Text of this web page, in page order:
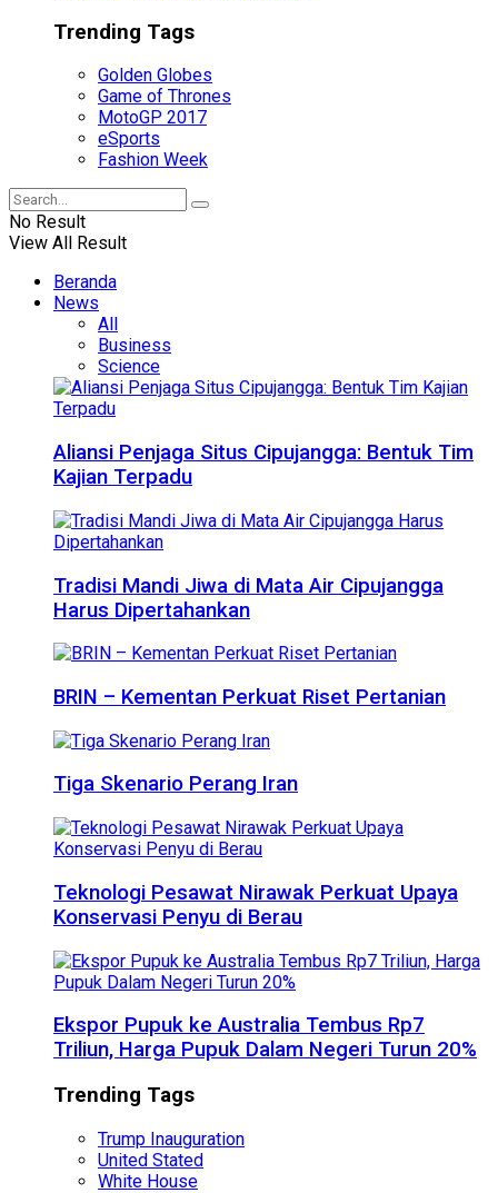
Trending Tags
Golden Globes
Game of Thrones
MotoGP 2017
eSports
Fashion Week
No Result
View All Result
Beranda
News
All
Business
Science
Aliansi Penjaga Situs Cipujangga: Bentuk Tim
Kajian Terpadu
Tradisi Mandi Jiwa di Mata Air Cipujangga
Harus Dipertahankan
BRIN – Kementan Perkuat Riset Pertanian
Tiga Skenario Perang Iran
Teknologi Pesawat Nirawak Perkuat Upaya
Konservasi Penyu di Berau
Ekspor Pupuk ke Australia Tembus Rp7
Triliun, Harga Pupuk Dalam Negeri Turun 20%
Trending Tags
Trump Inauguration
United Stated
White House